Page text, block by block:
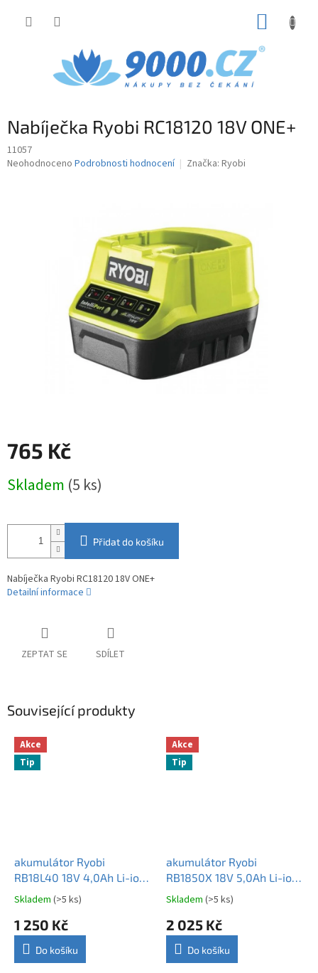
Nabíječka Ryobi RC18120 18V ONE+
11057
Průměrné
Neohodnoceno Podrobnosti hodnocení Značka: Ryobi
765 Kč
cena:
Skladem (5 ks)
Přidat do košíku
Nabíječka Ryobi RC18120 18V ONE+
Detailní informace
ZEPTAT SE SDÍLET
Související produkty
Akce
Tip
akumulátor Ryobi
RB18L40 18V 4,0Ah Li-ion
ONE+ ORIGINÁL
Průměrné
produktu
3,0
Skladem (>5 ks)
1 250 Kč
Do košíku
Akce
Tip
akumulátor Ryobi
RB1850X 18V 5,0Ah Li-ion
ONE+ ORIGINÁL
Průměrné
produktu
5,0
Skladem (>5 ks)
2 025 Kč
Do košíku